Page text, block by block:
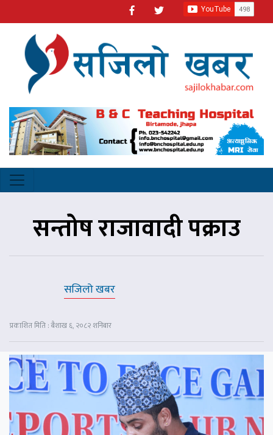
सन्तोष राजावादी पक्राउ
सजिलो खबर
प्रकाशित मिति : बैशाख ६, २०८२ शनिबार